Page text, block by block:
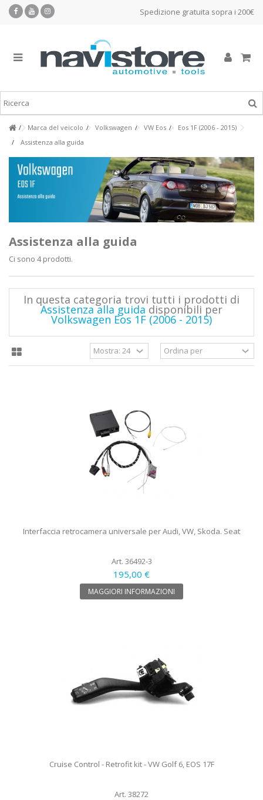
Spedizione gratuita sopra i 200€
Marca del veicolo Volkswagen VW Eos
Eos 1F (2006 - 2015)
Assistenza alla guida
Assistenza alla guida
Ci sono 4 prodotti.
In questa categoria trovi tutti i prodotti di
Assistenza alla guida disponibili per
Volkswagen Eos 1F (2006 - 2015)
Interfaccia retrocamera universale per Audi, VW, Skoda. Seat
Art. 36492-3
195,00 €
MAGGIORI INFORMAZIONI
Cruise Control - Retrofit kit - VW Golf 6, EOS 17F
Art. 38272